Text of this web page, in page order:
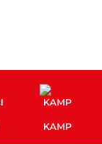
KAMP